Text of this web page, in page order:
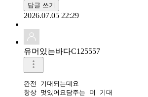
답글 쓰기
2026.07.05 22:29
유머있는바다C125557
완전 기대되는데요
항상 멋있어요담주는 더 기대